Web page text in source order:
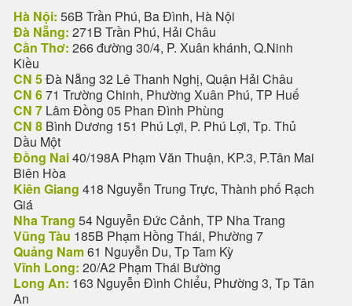
Hà Nội: 56B Trần Phú, Ba Đình, Hà Nội
Đà Nẵng: 271B Trần Phú, Hải Châu
Cần Thơ: 266 đường 30/4, P. Xuân khánh, Q.Ninh
Kiều
CN 5Đà Nẵng 32 Lê Thanh Nghị, Quận Hải Châu
CN 671 Trường Chinh, Phường Xuân Phú, TP Huế
CN 7 Lâm Đồng 05 Phan Đình Phùng
CN 8 Bình Dương 151 Phú Lợi, P. Phú Lợi, Tp. Thủ
Dầu Một
Đồng Nai40/198A Phạm Văn Thuận, KP.3, P.Tân Mai
Biên Hòa
Kiên Giang 418 Nguyễn Trung Trực, Thành phố Rạch
Giá
Nha Trang 54 Nguyễn Đức Cảnh, TP Nha Trang
Vũng Tàu 185B Phạm Hồng Thái, Phường 7
Quảng Nam61 Nguyễn Du, Tp Tam Kỳ
Vĩnh Long: 20/A2 Phạm Thái Bường
Long An: 163 Nguyễn Đình Chiểu, Phường 3, Tp Tân
An